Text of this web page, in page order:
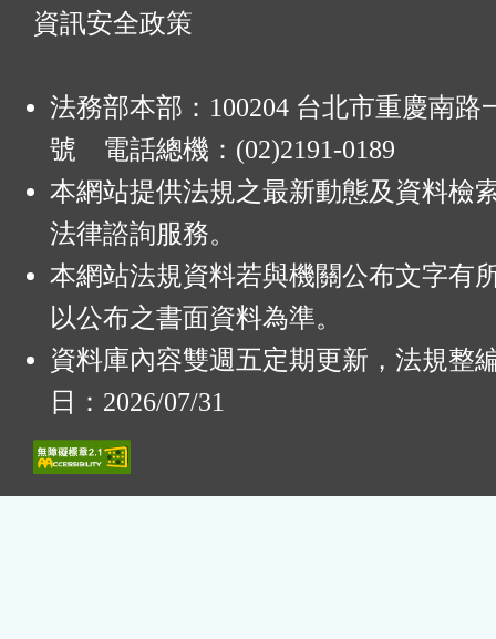
資訊安全政策
法務部本部：100204 台北市重慶南路
號 電話總機：(02)2191-0189
本網站提供法規之最新動態及資料檢
法律諮詢服務。
本網站法規資料若與機關公布文字有
以公布之書面資料為準。
資料庫內容雙週五定期更新，法規整
日：2026/07/31